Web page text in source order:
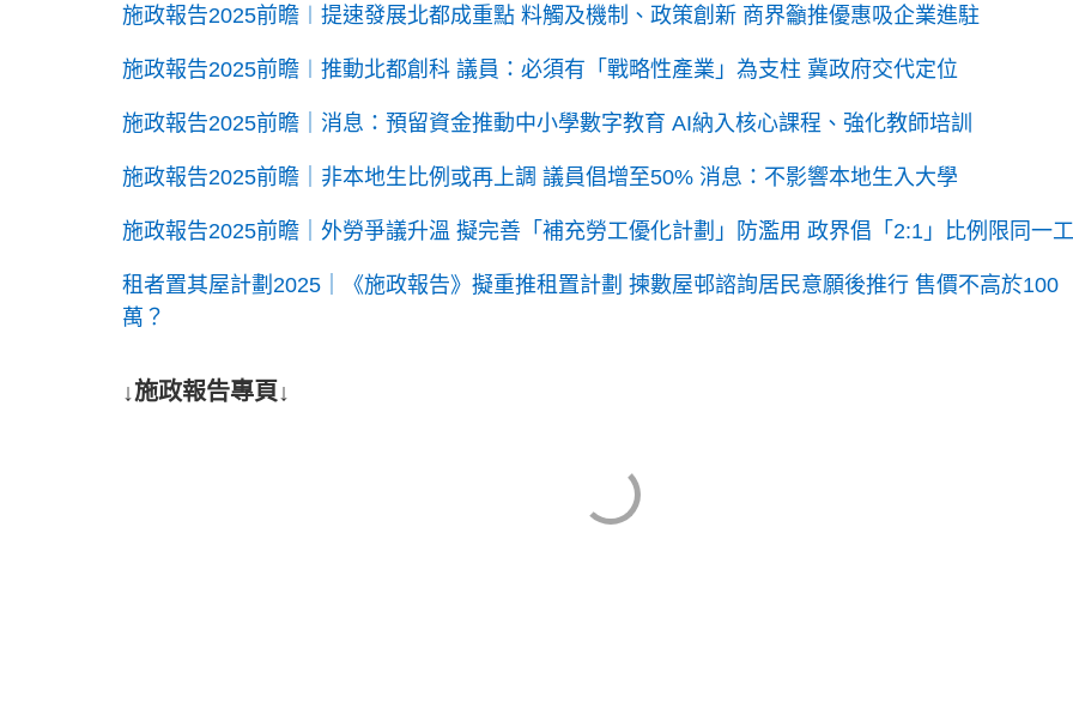
施政報告2025前瞻︱提速發展北都成重點 料觸及機制、政策創新 商界籲推優惠吸企業進駐
施政報告2025前瞻︱推動北都創科 議員：必須有「戰略性產業」為支柱 冀政府交代定位
施政報告2025前瞻｜消息：預留資金推動中小學數字教育 AI納入核心課程、強化教師培訓
施政報告2025前瞻｜非本地生比例或再上調 議員倡增至50% 消息：不影響本地生入大學
施政報告2025前瞻｜外勞爭議升溫 擬完善「補充勞工優化計劃」防濫用 政界倡「2:1」比例限同一
租者置其屋計劃2025｜《施政報告》擬重推租置計劃 揀數屋邨諮詢居民意願後推行 售價不高於100
萬？
↓施政報告專頁↓